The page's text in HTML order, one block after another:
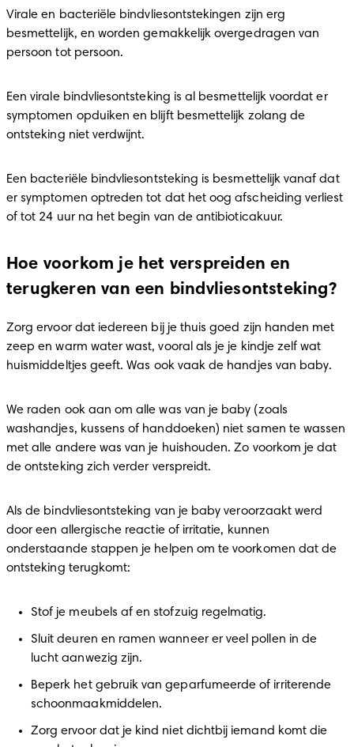
Virale en bacteriële bindvliesontstekingen zijn erg
besmettelijk, en worden gemakkelijk overgedragen van
persoon tot persoon.
Een virale bindvliesontsteking is al besmettelijk voordat er
symptomen opduiken en blijft besmettelijk zolang de
ontsteking niet verdwijnt.
Een bacteriële bindvliesontsteking is besmettelijk vanaf dat
er symptomen optreden tot dat het oog afscheiding verliest
of tot 24 uur na het begin van de antibioticakuur.
Hoe voorkom je het verspreiden en
terugkeren van een bindvliesontsteking?
Zorg ervoor dat iedereen bij je thuis goed zijn handen met
zeep en warm water wast, vooral als je je kindje zelf wat
huismiddeltjes geeft. Was ook vaak de handjes van baby.
We raden ook aan om alle was van je baby (zoals
washandjes, kussens of handdoeken) niet samen te wassen
met alle andere was van je huishouden. Zo voorkom je dat
de ontsteking zich verder verspreidt.
Als de bindvliesontsteking van je baby veroorzaakt werd
door een allergische reactie of irritatie, kunnen
onderstaande stappen je helpen om te voorkomen dat de
ontsteking terugkomt:
Stof je meubels af en stofzuig regelmatig.
Sluit deuren en ramen wanneer er veel pollen in de
lucht aanwezig zijn.
Beperk het gebruik van geparfumeerde of irriterende
schoonmaakmiddelen.
Zorg ervoor dat je kind niet dichtbij iemand komt die